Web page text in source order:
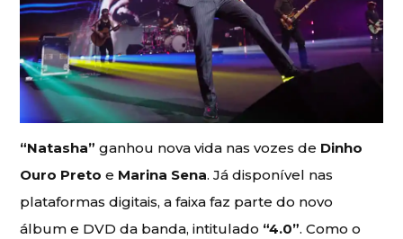
“Natasha” ganhou nova vida nas vozes de Dinho
Ouro Preto e Marina Sena. Já disponível nas
plataformas digitais, a faixa faz parte do novo
álbum e DVD da banda, intitulado “4.0”. Como o